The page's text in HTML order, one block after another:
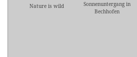
Nature is wild
Sonnenuntergang in
Bechhofen